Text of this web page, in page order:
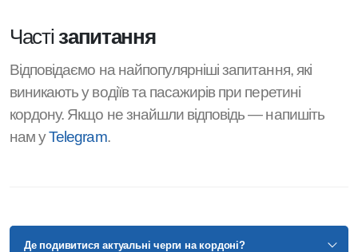
Частізапитання
Відповідаємо на найпопулярніші запитання, які
виникають у водіїв та пасажирів при перетині
кордону. Якщо не знайшли відповідь — напишіть
нам уTelegram.
Де подивитися актуальні черги на кордоні?